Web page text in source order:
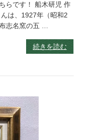
らです！ 船木研児 作
は、1927年（昭和2
志名窯の五 …
続きを読む